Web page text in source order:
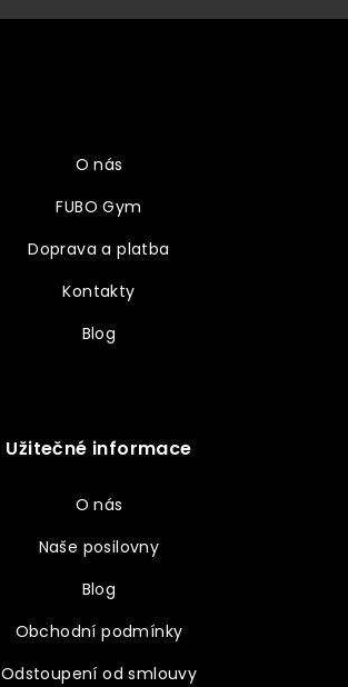
O nás
FUBO Gym
Doprava a platba
Kontakty
Blog
Užitečné informace
O nás
Naše posilovny
Blog
Obchodní podmínky
Odstoupení od smlouvy